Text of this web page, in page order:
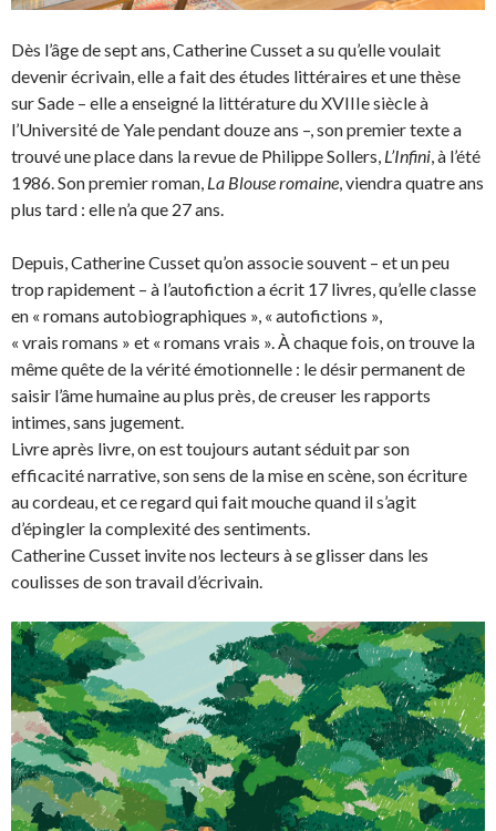
Dès l’âge de sept ans, Catherine Cusset a su qu’elle voulait
devenir écrivain, elle a fait des études littéraires et une thèse
sur Sade – elle a enseigné la littérature du XVIIIe siècle à
l’Université de Yale pendant douze ans –, son premier texte a
trouvé une place dans la revue de Philippe Sollers, L’Infini, à l’été
1986. Son premier roman, La Blouse romaine, viendra quatre ans
plus tard : elle n’a que 27 ans.
Depuis, Catherine Cusset qu’on associe souvent – et un peu
trop rapidement – à l’autofiction a écrit 17 livres, qu’elle classe
en « romans autobiographiques », « autofictions »,
« vrais romans » et « romans vrais ». À chaque fois, on trouve la
même quête de la vérité émotionnelle : le désir permanent de
saisir l’âme humaine au plus près, de creuser les rapports
intimes, sans jugement.
Livre après livre, on est toujours autant séduit par son
efficacité narrative, son sens de la mise en scène, son écriture
au cordeau, et ce regard qui fait mouche quand il s’agit
d’épingler la complexité des sentiments.
Catherine Cusset invite nos lecteurs à se glisser dans les
coulisses de son travail d’écrivain.